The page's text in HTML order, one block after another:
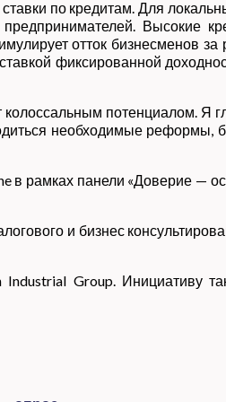
по кредитам. Для
Высокие
отток бизнесменов
фиксированной
потенциалом. Я
необходимые реформы,
в рамках панели «Доверие —
и бизнес
Group. Инициативу